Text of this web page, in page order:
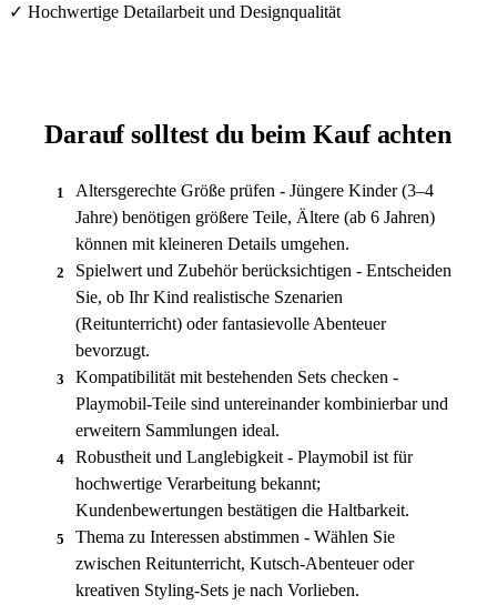
✓ Hochwertige Detailarbeit und Designqualität
Darauf solltest du beim Kauf achten
1
Altersgerechte Größe prüfen - Jüngere Kinder (3–4
Jahre) benötigen größere Teile, Ältere (ab 6 Jahren)
können mit kleineren Details umgehen.
2
Spielwert und Zubehör berücksichtigen - Entscheiden
Sie, ob Ihr Kind realistische Szenarien
(Reitunterricht) oder fantasievolle Abenteuer
bevorzugt.
3
Kompatibilität mit bestehenden Sets checken -
Playmobil-Teile sind untereinander kombinierbar und
erweitern Sammlungen ideal.
4
Robustheit und Langlebigkeit - Playmobil ist für
hochwertige Verarbeitung bekannt;
Kundenbewertungen bestätigen die Haltbarkeit.
5
Thema zu Interessen abstimmen - Wählen Sie
zwischen Reitunterricht, Kutsch-Abenteuer oder
kreativen Styling-Sets je nach Vorlieben.